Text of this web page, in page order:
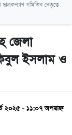
সমিতির নেতৃত্বে
জেলা
ইসলাম ও
২০২৫ - ১১:০৭ অপরাহ্ন